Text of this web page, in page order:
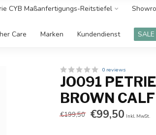
CYB Maßanfertigungs-Reitstiefel
Care Marken Kundendienst SALE
0 reviews
JO091
BROWN
€199,50 €99,50 Inkl. MwSt.